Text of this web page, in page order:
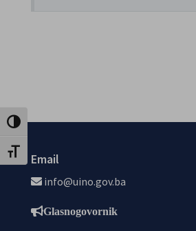
Uključi / isključi visoki kontrast
Uključi / isključi veličinu fonta
Email
info@uino.gov.ba
Glasnogovornik